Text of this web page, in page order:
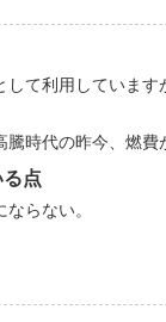
して利用していま
騰時代の昨今、燃費
点
らない。